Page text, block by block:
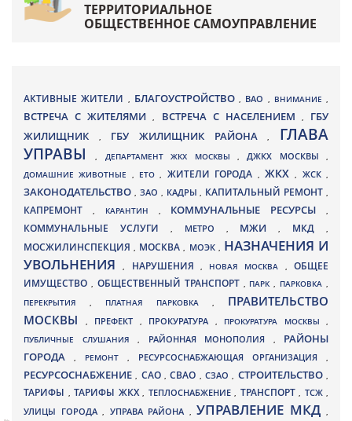
ТЕРРИТОРИАЛЬНОЕ
ОБЩЕСТВЕННОЕ САМОУПРАВЛЕНИЕ
АКТИВНЫЕ ЖИТЕЛИ , БЛАГОУСТРОЙСТВО , ВАО , ВНИМАНИЕ ,
ВСТРЕЧА С ЖИТЕЛЯМИ, ВСТРЕЧА С НАСЕЛЕНИЕМ , ГБУ
ЖИЛИЩНИК
, ГБУ ЖИЛИЩНИК РАЙОНА, ГЛАВА
УПРАВЫ, ДЕПАРТАМЕНТ ЖКХ МОСКВЫ ,ДЖКХ МОСКВЫ ,
ДОМАШНИЕ ЖИВОТНЫЕ , ЕТО, ЖИТЕЛИ ГОРОДА , ЖКХ, ЖСК,
ЗАКОНОДАТЕЛЬСТВО , ЗАО , КАДРЫ, КАПИТАЛЬНЫЙ РЕМОНТ ,
КАПРЕМОНТ , КАРАНТИН , КОММУНАЛЬНЫЕ РЕСУРСЫ,
КОММУНАЛЬНЫЕ УСЛУГИ , МЕТРО , МЖИ, МКД ,
МОСЖИЛИНСПЕКЦИЯ, МОСКВА, МОЭК , НАЗНАЧЕНИЯ И
УВОЛЬНЕНИЯ, НАРУШЕНИЯ , НОВАЯ МОСКВА ,ОБЩЕЕ
ИМУЩЕСТВО , ОБЩЕСТВЕННЫЙ ТРАНСПОРТ , ПАРК, ПАРКОВКА ,
ПЕРЕКРЫТИЯ , ПЛАТНАЯ ПАРКОВКА , ПРАВИТЕЛЬСТВО
МОСКВЫ
, ПРЕФЕКТ , ПРОКУРАТУРА , ПРОКУРАТУРА МОСКВЫ ,
ПУБЛИЧНЫЕ СЛУШАНИЯ , РАЙОННАЯ МОНОПОЛИЯ , РАЙОНЫ
ГОРОДА
, РЕМОНТ , РЕСУРСОСНАБЖАЮЩАЯ ОРГАНИЗАЦИЯ ,
РЕСУРСОСНАБЖЕНИЕ, САО,СВАО ,СЗАО, СТРОИТЕЛЬСТВО,
ТАРИФЫ , ТАРИФЫ ЖКХ , ТЕПЛОСНАБЖЕНИЕ , ТРАНСПОРТ , ТСЖ ,
УЛИЦЫ ГОРОДА , УПРАВА РАЙОНА , УПРАВЛЕНИЕ МКД ,